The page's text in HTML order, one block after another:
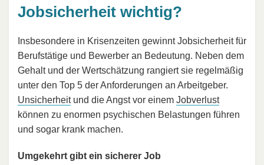
Jobsicherheit wichtig?
Insbesondere in Krisenzeiten gewinnt Jobsicherheit für
Berufstätige und Bewerber an Bedeutung. Neben dem
Gehalt und der Wertschätzung rangiert sie regelmäßig
unter den Top 5 der Anforderungen an Arbeitgeber.
Unsicherheitund die Angst vor einem Jobverlust
können zu enormen psychischen Belastungen führen
und sogar krank machen.
Umgekehrt gibt ein sicherer Job